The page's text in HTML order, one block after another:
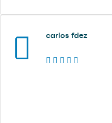
carlos fdez